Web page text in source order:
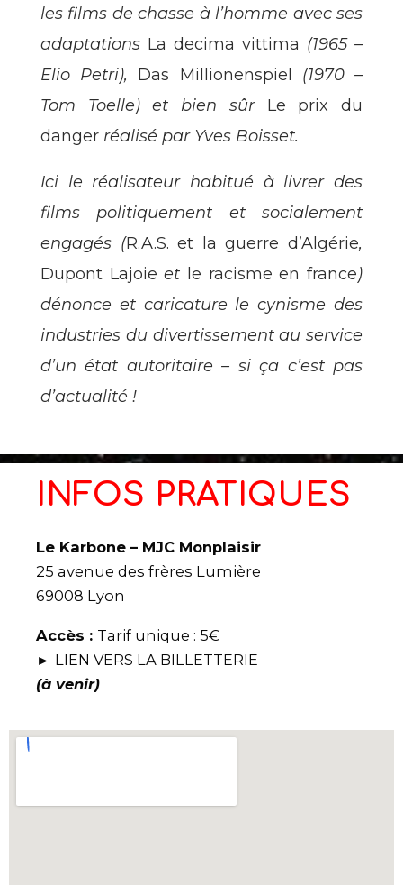
les films de chasse à l’homme avec ses
adaptations La decima vittima (1965 –
Elio Petri), Das Millionenspiel
(1970 –
Tom Toelle) et bien sûr Le prix du
danger réalisé par Yves Boisset.
Ici le réalisateur habitué à livrer des
films politiquement et socialement
engagés (R.A.S. et la guerre d’Algérie,
Dupont Lajoie et le racisme en france)
dénonce et caricature le cynisme des
industries du divertissement au service
d’un état autoritaire – si ça c’est pas
d’actualité !
INFOS PRATIQUES
Le Karbone – MJC Monplaisir
25 avenue des frères Lumière
69008 Lyon
Accès : Tarif unique : 5€
► LIEN VERS LA BILLETTERIE
(à venir)